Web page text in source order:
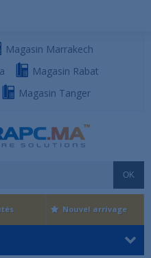
Magasin Marrakech
Magasin Rabat
Magasin Tanger
OK
Nouvel arrivage